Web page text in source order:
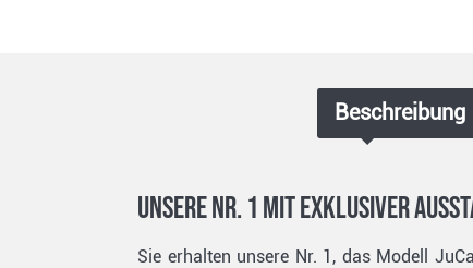
Beschreibung
Unsere Nr. 1 mit exklusiver
Sie erhalten unsere Nr. 1, das Modell